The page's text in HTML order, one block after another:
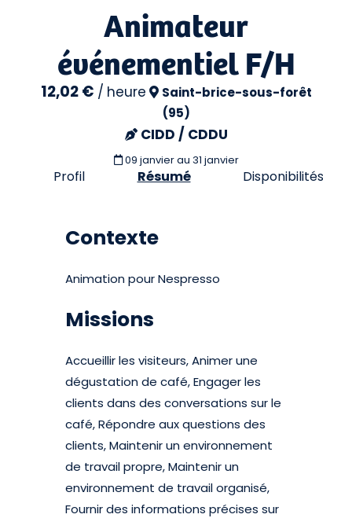
Animateur
événementiel F/H
12,02 € / heure
Saint-brice-sous-forêt
(95)
CIDD / CDDU
09 janvierau 31 janvier
Profil Résumé Disponibilités
Contexte
Animation pour Nespresso
Missions
Accueillir les visiteurs, Animer une
dégustation de café, Engager les
clients dans des conversations sur le
café, Répondre aux questions des
clients, Maintenir un environnement
de travail propre, Maintenir un
environnement de travail organisé,
Fournir des informations précises sur